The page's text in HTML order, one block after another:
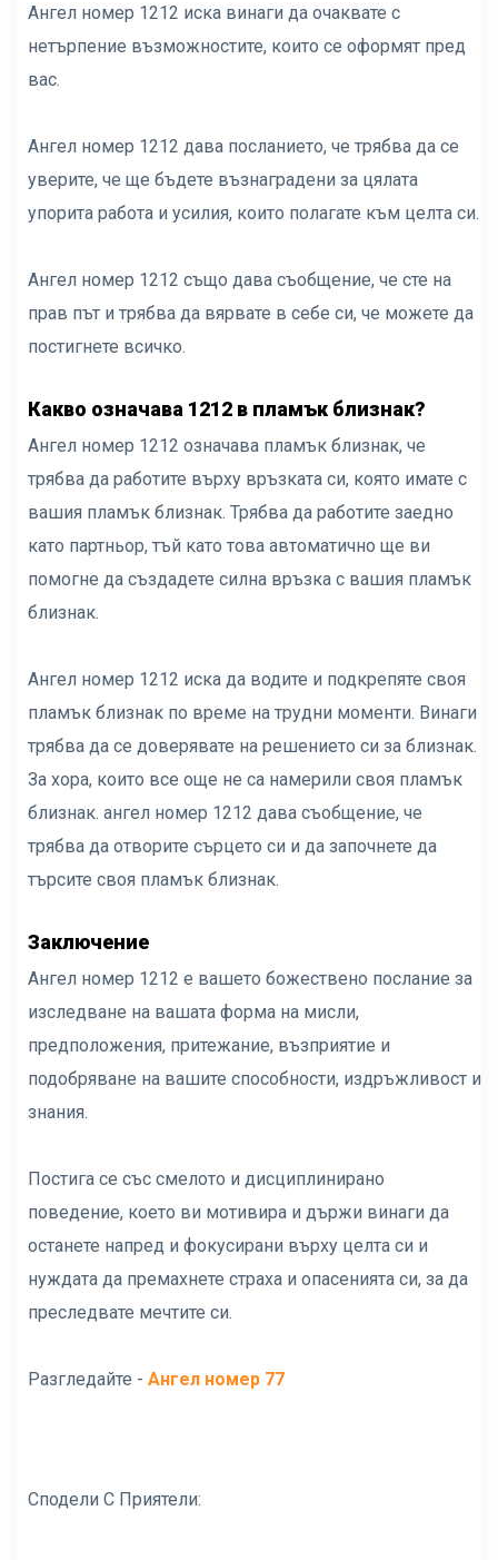
Ангел номер 1212 иска винаги да очаквате с
нетърпение възможностите, които се оформят пред
вас.
Ангел номер 1212 дава посланието, че трябва да се
уверите, че ще бъдете възнаградени за цялата
упорита работа и усилия, които полагате към целта си.
Ангел номер 1212 също дава съобщение, че сте на
прав път и трябва да вярвате в себе си, че можете да
постигнете всичко.
Какво означава 1212 в пламък близнак?
Ангел номер 1212 означава пламък близнак, че
трябва да работите върху връзката си, която имате с
вашия пламък близнак. Трябва да работите заедно
като партньор, тъй като това автоматично ще ви
помогне да създадете силна връзка с вашия пламък
близнак.
Ангел номер 1212 иска да водите и подкрепяте своя
пламък близнак по време на трудни моменти. Винаги
трябва да се доверявате на решението си за близнак.
За хора, които все още не са намерили своя пламък
близнак. ангел номер 1212 дава съобщение, че
трябва да отворите сърцето си и да започнете да
търсите своя пламък близнак.
Заключение
Ангел номер 1212 е вашето божествено послание за
изследване на вашата форма на мисли,
предположения, притежание, възприятие и
подобряване на вашите способности, издръжливост и
знания.
Постига се със смелото и дисциплинирано
поведение, което ви мотивира и държи винаги да
останете напред и фокусирани върху целта си и
нуждата да премахнете страха и опасенията си, за да
преследвате мечтите си.
Разгледайте - Ангел номер 77
Сподели С Приятели: